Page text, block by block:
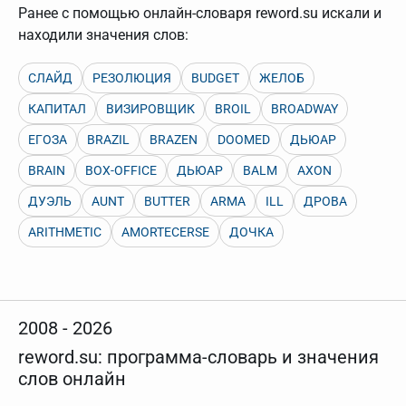
нужно будет нажать на кнопку "Найти".
Для более сложных случаев существует возможность
указывать несколько слов в запросе. Например, если
написать в строке запроса "Пушкин поэт" и нажать
"Найти", выведутся все словарные статьи о поэте
Пушкине, но не о городе.
В сложных запросах тоже могут присутствовать
неизвестные буквы. Например, в кроссворде есть
слово "***м***ов", в задании "русский поэт 19 века".
Пишем в Reword первым словом "***м***ов", далее
через пробел "поэт". Получается "***м***ов поэт" (без
кавычек). Нажимаем "Найти" и получаем статью
"Лермонтов" и не только.
Порядок словарей можно изменять, перетаскивая
словарь вверх или вниз за прямоугольник слева от
Ранее с помощью онлайн-словаря reword.su искали и
находили значения слов:
СЛАЙД РЕЗОЛЮЦИЯ BUDGET ЖЕЛОБ
КАПИТАЛ ВИЗИРОВЩИК BROIL BROADWAY
ЕГОЗА BRAZIL BRAZEN DOOMED ДЬЮАР
BRAIN BOX-OFFICE ДЬЮАР BALM AXON
ДУЭЛЬ AUNT BUTTER ARMA ILL ДРОВА
ARITHMETIC AMORTECERSE ДОЧКА
2008 - 2026
reword.su: программа-словарь и значения
слов онлайн